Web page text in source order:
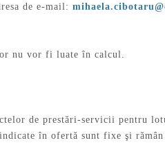
de e-mail:
nu vor fi luate în calcul.
de prestări-servicii pentru
în ofertă sunt fixe şi